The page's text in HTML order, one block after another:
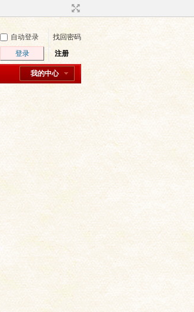
自动登录
找回密码
登录 注册
我的中心